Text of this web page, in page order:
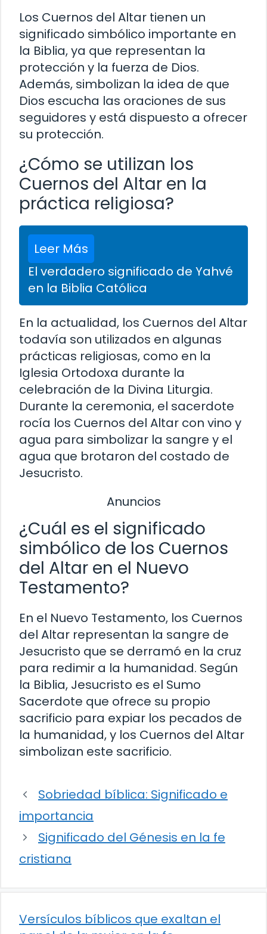
Los Cuernos del Altar tienen un
significado simbólico importante en
la Biblia, ya que representan la
protección y la fuerza de Dios.
Además, simbolizan la idea de que
Dios escucha las oraciones de sus
seguidores y está dispuesto a ofrecer
su protección.
¿Cómo se utilizan los
Cuernos del Altar en la
práctica religiosa?
Leer Más
El verdadero significado de Yahvé
en la Biblia Católica
En la actualidad, los Cuernos del Altar
todavía son utilizados en algunas
prácticas religiosas, como en la
Iglesia Ortodoxa durante la
celebración de la Divina Liturgia.
Durante la ceremonia, el sacerdote
rocía los Cuernos del Altar con vino y
agua para simbolizar la sangre y el
agua que brotaron del costado de
Jesucristo.
Anuncios
¿Cuál es el significado
simbólico de los Cuernos
del Altar en el Nuevo
Testamento?
En el Nuevo Testamento, los Cuernos
del Altar representan la sangre de
Jesucristo que se derramó en la cruz
para redimir a la humanidad. Según
la Biblia, Jesucristo es el Sumo
Sacerdote que ofrece su propio
sacrificio para expiar los pecados de
la humanidad, y los Cuernos del Altar
simbolizan este sacrificio.
Sobriedad bíblica: Significado e
importancia
Significado del Génesis en la fe
cristiana
Versículos bíblicos que exaltan el